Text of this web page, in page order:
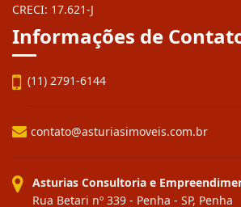
CRECI: 17.621-J
Informações de
(11) 2791-6144
contato@asturiasimoveis.com.br
Asturias Consultoria e
Rua Betari nº 339 - Penha - SP, Penha